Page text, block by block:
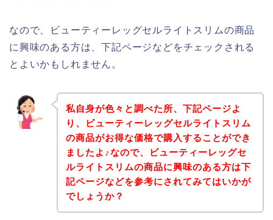
なので、ビューティーレッグセルライトスリムの商品
に興味のある方は、下記ページなどをチェックされる
とよいかもしれません。
私自身が色々と調べた所、下記ページよ
り、ビューティーレッグセルライトスリム
の商品がお得な価格で購入することができ
ましたよ♪なので、ビューティーレッグセ
ルライトスリムの商品に興味のある方は下
記ページなどを参考にされてみてはいかが
でしょうか？